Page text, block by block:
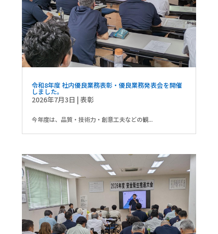
令和8年度 社内優良業務表彰・優良業務発表会を開催
しました。
2026年7月3日 | 表彰
今年度は、品質・技術力・創意工夫などの観...